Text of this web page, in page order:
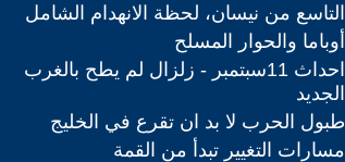
التاسع من نيسان، لحظة الانهدام الشامل
أوباما والحوار المسلح
احداث 11سبتمبر - زلزال لم يطح بالغرب
الجديد
طبول الحرب لا بد ان تقرع في الخليج
مسارات التغيير تبدأ من القمة